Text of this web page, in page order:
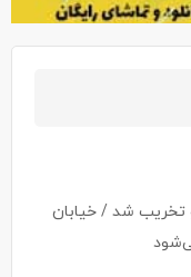
تخریب شد / خیابان